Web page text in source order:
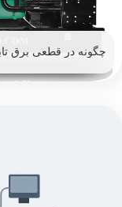
چگونه در قطعی برق